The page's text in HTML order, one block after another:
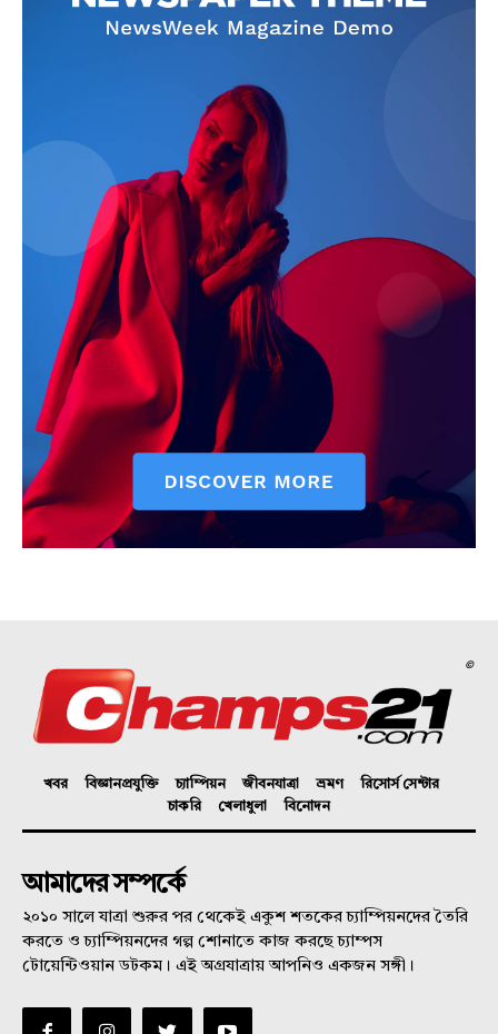
©
খবর বিজ্ঞানপ্রযুক্তি চ্যাম্পিয়ন জীবনযাত্রা ভ্রমণ
রিসোর্স সেন্টার
চাকরি
খেলাধুলা বিনোদন
আমাদের সম্পর্কে
২০১০ সালে যাত্রা শুরুর পর থেকেই একুশ শতকের চ্যাম্পিয়নদের তৈরি
করতে ও চ্যাম্পিয়নদের গল্প শোনাতে কাজ করছে চ্যাম্পস
টোয়েন্টিওয়ান ডটকম। এই অগ্রযাত্রায় আপনিও একজন সঙ্গী।